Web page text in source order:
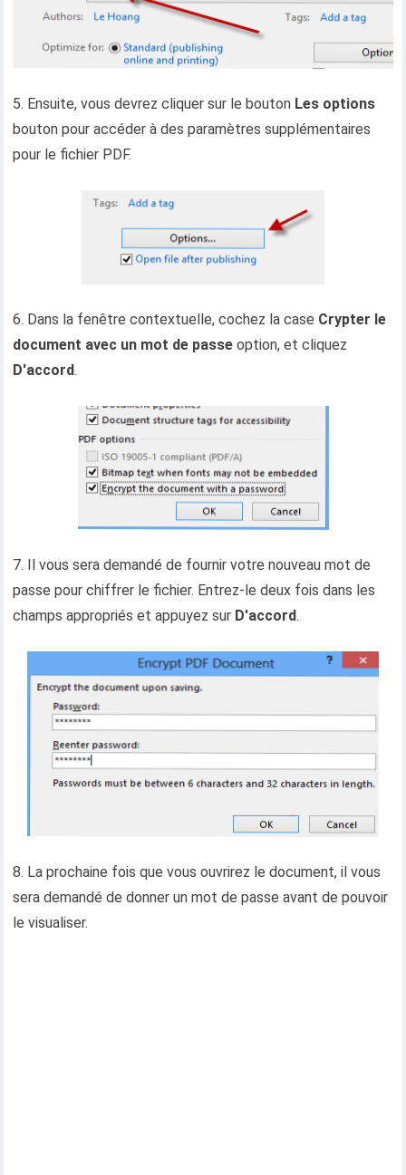
5. Ensuite, vous devrez cliquer sur le bouton Les options
bouton pour accéder à des paramètres supplémentaires
pour le fichier PDF.
6. Dans la fenêtre contextuelle, cochez la case Crypter le
document avec un mot de passe option, et cliquez
D'accord.
7. Il vous sera demandé de fournir votre nouveau mot de
passe pour chiffrer le fichier. Entrez-le deux fois dans les
champs appropriés et appuyez sur D'accord.
8. La prochaine fois que vous ouvrirez le document, il vous
sera demandé de donner un mot de passe avant de pouvoir
le visualiser.